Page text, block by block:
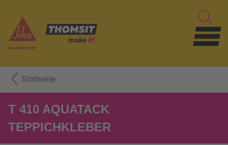
Startseite
T 410 AQUATACK
TEPPICHKLEBER